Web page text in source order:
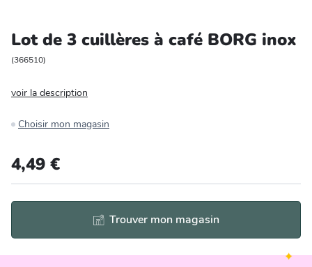
Bricolage et auto
Lot de 3 cuillères à café BORG inox
(366510)
voir la description
Choisir mon magasin
4,49 €
Trouver mon magasin